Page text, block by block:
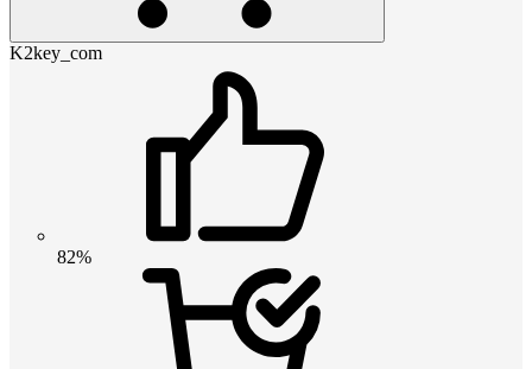
K2key_com
82%